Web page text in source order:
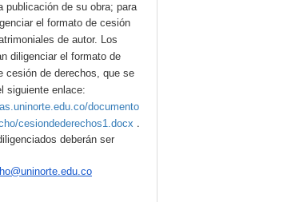
publicación de su obra; para
el formato de cesión
de autor. Los
diligenciar el formato de
cesión de derechos, que se
siguiente enlace:
documento
cesiondederechos1.docx .
deberán ser